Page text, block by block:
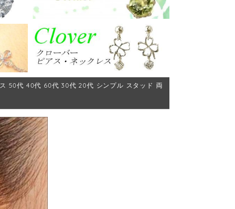
50代 40代 60代 30代 20代 シンプル スタッド 両